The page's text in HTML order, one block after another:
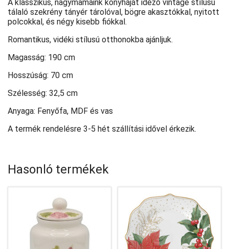
A klasszikus, nagymamáink konyháját idéző vintage stílusú
tálaló szekrény tányér tárolóval, bögre akasztókkal, nyitott
polcokkal, és négy kisebb fiókkal.
Romantikus, vidéki stílusú otthonokba ajánljuk.
Magasság: 190 cm
Hosszúság: 70 cm
Szélesség: 32,5 cm
Anyaga: Fenyőfa, MDF és vas
A termék rendelésre 3-5 hét szállítási idővel érkezik.
Hasonló termékek